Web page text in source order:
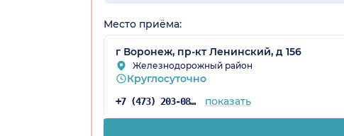
Место приёма:
г Воронеж, пр-кт Ленинский, д 156
Железнодорожный район
Круглосуточно
+7 (473) 203-08-36 показать